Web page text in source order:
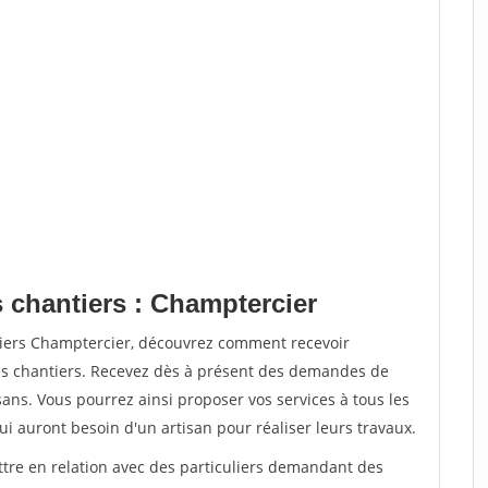
: Champtercier
Champtercier, découvrez comment recevoir
Recevez dès à présent des demandes de
Vous pourrez ainsi proposer vos services à tous les
auront besoin d'un artisan pour réaliser leurs travaux.
en relation avec des particuliers demandant des